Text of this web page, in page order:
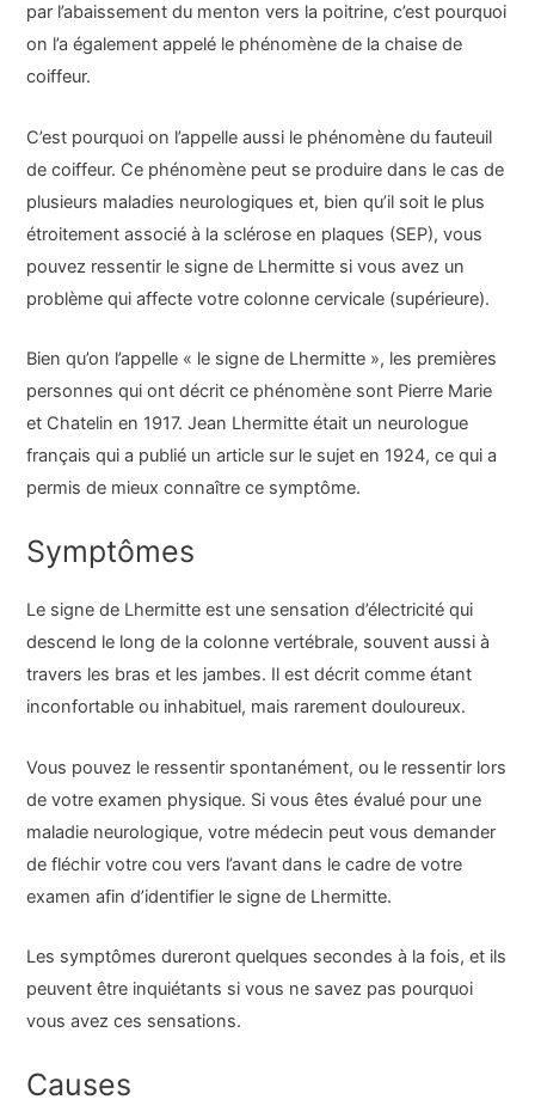
par l’abaissement du menton vers la poitrine, c’est pourquoi
on l’a également appelé le phénomène de la chaise de
coiffeur.
C’est pourquoi on l’appelle aussi le phénomène du fauteuil
de coiffeur. Ce phénomène peut se produire dans le cas de
plusieurs maladies neurologiques et, bien qu’il soit le plus
étroitement associé à la sclérose en plaques (SEP), vous
pouvez ressentir le signe de Lhermitte si vous avez un
problème qui affecte votre colonne cervicale (supérieure).
Bien qu’on l’appelle « le signe de Lhermitte », les premières
personnes qui ont décrit ce phénomène sont Pierre Marie
et Chatelin en 1917. Jean Lhermitte était un neurologue
français qui a publié un article sur le sujet en 1924, ce qui a
permis de mieux connaître ce symptôme.
Symptômes
Le signe de Lhermitte est une sensation d’électricité qui
descend le long de la colonne vertébrale, souvent aussi à
travers les bras et les jambes. Il est décrit comme étant
inconfortable ou inhabituel, mais rarement douloureux.
Vous pouvez le ressentir spontanément, ou le ressentir lors
de votre examen physique. Si vous êtes évalué pour une
maladie neurologique, votre médecin peut vous demander
de fléchir votre cou vers l’avant dans le cadre de votre
examen afin d’identifier le signe de Lhermitte.
Les symptômes dureront quelques secondes à la fois, et ils
peuvent être inquiétants si vous ne savez pas pourquoi
vous avez ces sensations.
Causes